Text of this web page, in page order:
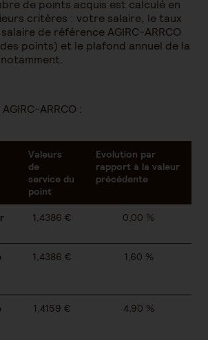
de points acquis est calculé en
critères : votre salaire, le taux
de référence AGIRC-ARRCO
points) et le plafond annuel de la
ARRCO :
Valeurs
de
service du
point
Evolution par
rapport à la valeur
précédente
1,4386 € 0,00 %
1,4386 € 1,60 %
1,4159 € 4,90 %